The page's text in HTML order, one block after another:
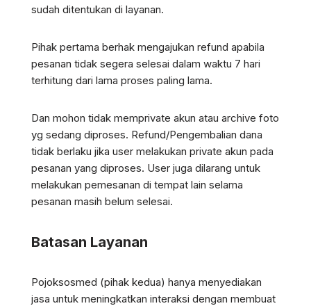
sudah ditentukan di layanan.
Pihak pertama berhak mengajukan refund apabila
pesanan tidak segera selesai dalam waktu 7 hari
terhitung dari lama proses paling lama.
Dan mohon tidak memprivate akun atau archive foto
yg sedang diproses. Refund/Pengembalian dana
tidak berlaku jika user melakukan private akun pada
pesanan yang diproses. User juga dilarang untuk
melakukan pemesanan di tempat lain selama
pesanan masih belum selesai.
Batasan Layanan
Pojoksosmed (pihak kedua) hanya menyediakan
jasa untuk meningkatkan interaksi dengan membuat